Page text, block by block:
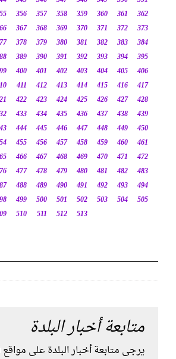
356 357 358 359 360 361
362
367 368 369 370 371 372
373
378 379 380 381 382 383
384
389 390 391 392 393 394
395
400 401 402 403 404 405
406
411 412 413 414 415 416
417
422 423 424 425 426 427
428
433 434 435 436 437 438
439
444 445 446 447 448 449
450
455 456 457 458 459 460
461
466 467 468 469 470 471
472
477 478 479 480 481 482
483
488 489 490 491 492 493
494
499 500 501 502 503 504
505
510 511 512 513
متابعة أخبار البلدة
يرجى متابعة أخبار البلدة على